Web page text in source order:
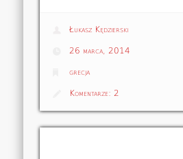
Łukasz Kędzierski
26 marca, 2014
grecja
Komentarze:2